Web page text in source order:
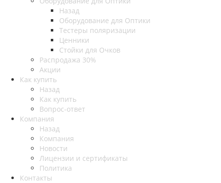
Назад
Оборудование для Оптики
Тестеры поляризации
Ценники
Стойки для Очков
Распродажа 30%
Акции
Как купить
Назад
Как купить
Вопрос-ответ
Компания
Назад
Компания
Новости
Лицензии и сертификаты
Политика
Контакты